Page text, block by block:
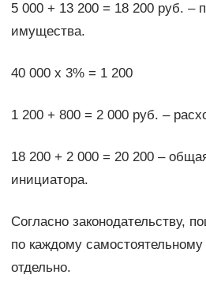
5 000 + 13 200 = 18 200 руб. –
имущества.
40 000 х 3% = 1 200
1 200 + 800 = 2 000 руб. –
18 200 + 2 000 = 20 200 –
инициатора.
Согласно законодательству,
по каждому
отдельно.